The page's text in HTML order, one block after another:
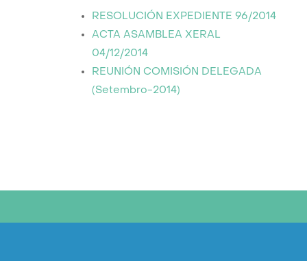
RESOLUCIÓN EXPEDIENTE 96/2014
ACTA ASAMBLEA XERAL
04/12/2014
REUNIÓN COMISIÓN DELEGADA
(Setembro-2014)